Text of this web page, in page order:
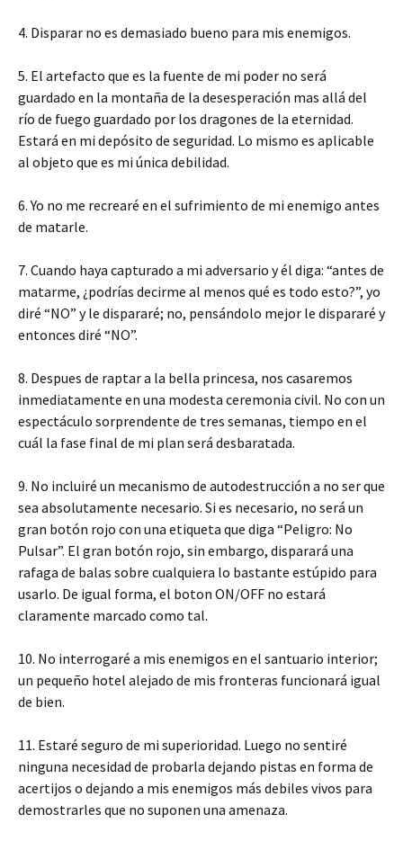
4. Disparar no es demasiado bueno para mis enemigos.
5. El artefacto que es la fuente de mi poder no será
guardado en la montaña de la desesperación mas allá del
río de fuego guardado por los dragones de la eternidad.
Estará en mi depósito de seguridad. Lo mismo es aplicable
al objeto que es mi única debilidad.
6. Yo no me recrearé en el sufrimiento de mi enemigo antes
de matarle.
7. Cuando haya capturado a mi adversario y él diga: “antes de
matarme, ¿podrías decirme al menos qué es todo esto?”, yo
diré “NO” y le dispararé; no, pensándolo mejor le dispararé y
entonces diré “NO”.
8. Despues de raptar a la bella princesa, nos casaremos
inmediatamente en una modesta ceremonia civil. No con un
espectáculo sorprendente de tres semanas, tiempo en el
cuál la fase final de mi plan será desbaratada.
9. No incluiré un mecanismo de autodestrucción a no ser que
sea absolutamente necesario. Si es necesario, no será un
gran botón rojo con una etiqueta que diga “Peligro: No
Pulsar”. El gran botón rojo, sin embargo, disparará una
rafaga de balas sobre cualquiera lo bastante estúpido para
usarlo. De igual forma, el boton ON/OFF no estará
claramente marcado como tal.
10. No interrogaré a mis enemigos en el santuario interior;
un pequeño hotel alejado de mis fronteras funcionará igual
de bien.
11. Estaré seguro de mi superioridad. Luego no sentiré
ninguna necesidad de probarla dejando pistas en forma de
acertijos o dejando a mis enemigos más debiles vivos para
demostrarles que no suponen una amenaza.